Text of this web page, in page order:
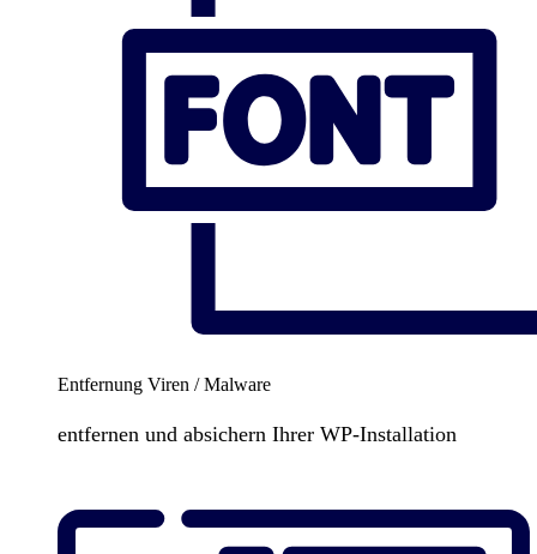
Entfernung Viren / Malware
entfernen und absichern Ihrer WP-Installation